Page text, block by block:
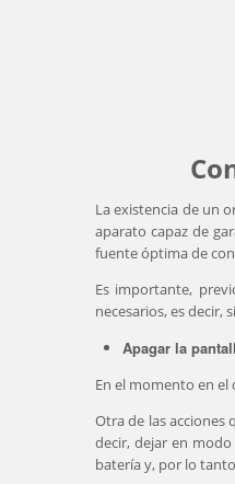
La existencia de un
aparato capaz de
fuente óptima de
Es importante,
necesarios, es
Apagar la
En el momento en el
Otra de las acciones
decir, dejar en modo
batería y, por lo